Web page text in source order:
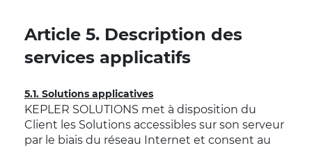
Article 5. Description des
services applicatifs
5.1. Solutions applicatives
KEPLER SOLUTIONS met à disposition du
Client les Solutions accessibles sur son serveur
par le biais du réseau Internet et consent au